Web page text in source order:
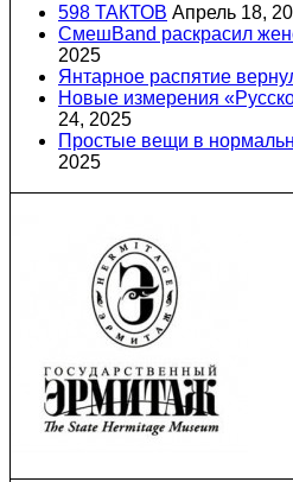
598 ТАКТОВ Апрель 18,
СмешBand раскрасил
2025
Янтарное распятие
Новые измерения
24, 2025
Простые вещи в
2025